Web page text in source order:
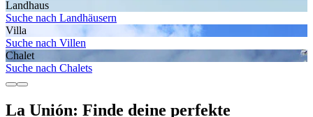
Landhaus
Suche nach Landhäusern
Villa
Suche nach Villen
Chalet
Suche nach Chalets
La Unión: Finde deine perfekte